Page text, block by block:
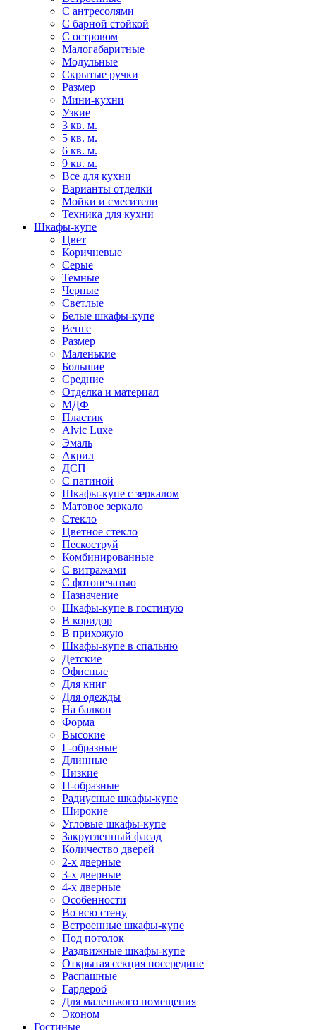
С антресолями
С барной стойкой
С островом
Малогабаритные
Модульные
Скрытые ручки
Размер
Мини-кухни
Узкие
3 кв. м.
5 кв. м.
6 кв. м.
9 кв. м.
Все для кухни
Варианты отделки
Мойки и смесители
Техника для кухни
Шкафы-купе
Цвет
Коричневые
Серые
Темные
Черные
Светлые
Белые шкафы-купе
Венге
Размер
Маленькие
Большие
Средние
Отделка и материал
МДФ
Пластик
Alvic Luxe
Эмаль
Акрил
ДСП
С патиной
Шкафы-купе с зеркалом
Матовое зеркало
Стекло
Цветное стекло
Пескоструй
Комбинированные
С витражами
С фотопечатью
Назначение
Шкафы-купе в гостиную
В коридор
В прихожую
Шкафы-купе в спальню
Детские
Офисные
Для книг
Для одежды
На балкон
Форма
Высокие
Г-образные
Длинные
Низкие
П-образные
Радиусные шкафы-купе
Широкие
Угловые шкафы-купе
Закругленный фасад
Количество дверей
2-х дверные
3-х дверные
4-х дверные
Особенности
Во всю стену
Встроенные шкафы-купе
Под потолок
Раздвижные шкафы-купе
Открытая секция посередине
Распашные
Гардероб
Для маленького помещения
Эконом
Гостиные